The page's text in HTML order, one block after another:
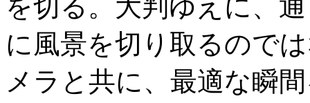
を切る。大判ゆえに、
に風景を切り取るので
メラと共に、最適な瞬